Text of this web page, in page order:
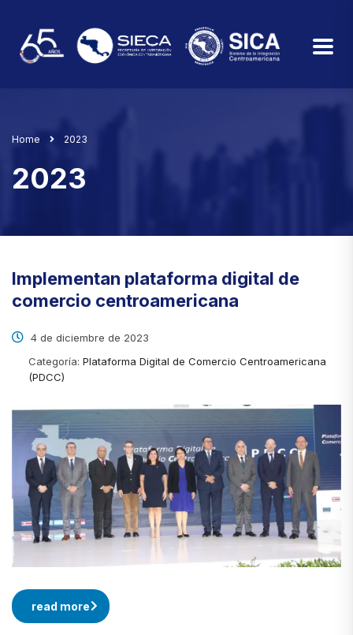
Home 2023
2023
Implementan plataforma digital de
comercio centroamericana
4 de diciembre de 2023
Categoría: Plataforma Digital de Comercio Centroamericana
(PDCC)
read more